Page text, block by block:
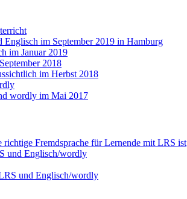
Englisch im September 2019 in Hamburg
im Januar 2019
2018
im Herbst 2018
wordly im Mai 2017
Fremdsprache für Lernende mit LRS ist
und Englisch/wordly
und Englisch/wordly